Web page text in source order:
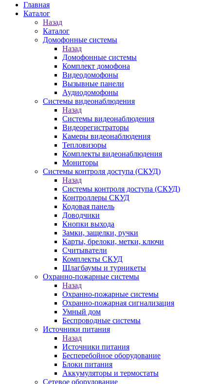
Главная
Каталог
Назад
Каталог
Домофонные системы
Назад
Домофонные системы
Комплект домофона
Видеодомофоны
Вызывные панели
Аудиодомофоны
Системы видеонаблюдения
Назад
Системы видеонаблюдения
Видеорегистраторы
Камеры видеонаблюдения
Тепловизоры
Комплекты видеонаблюдения
Мониторы
Системы контроля доступа (СКУД)
Назад
Системы контроля доступа (СКУД)
Контроллеры СКУД
Кодовая панель
Доводчики
Кнопки выхода
Замки, защелки, ручки
Карты, брелоки, метки, ключи
Считыватели
Комплекты СКУД
Шлагбаумы и турникеты
Охранно-пожарные системы
Назад
Охранно-пожарные системы
Охранно-пожарная сигнализация
Умный дом
Беспроводные системы
Источники питания
Назад
Источники питания
Бесперебойное оборудование
Блоки питания
Аккумуляторы и термостаты
Сетевое оборудование